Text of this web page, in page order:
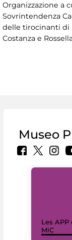
Organizzazione a
Sovrintendenza
delle tirocinanti di
Costanza e
Museo
Les APP
MiC